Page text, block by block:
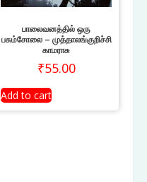
பாலைவனத்தில் ஒரு
பசும்சோலை – முத்தாலங்குறிச்சி
காமராசு
₹55.00
Add to cart